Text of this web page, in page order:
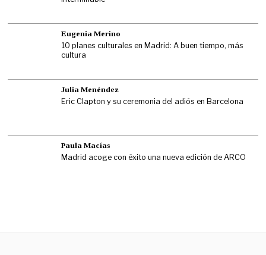
Eugenia Merino
10 planes culturales en Madrid: A buen tiempo, más
cultura
Julia Menéndez
Eric Clapton y su ceremonia del adiós en Barcelona
Paula Macías
Madrid acoge con éxito una nueva edición de ARCO